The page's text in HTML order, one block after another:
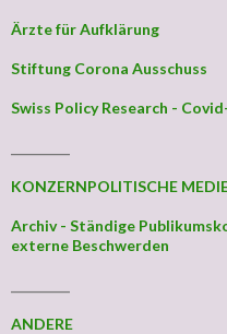
Ärzte für Aufklärung
Stiftung Corona Ausschuss
Swiss Policy Research -
KONZERNPOLITISCHE
Archiv - Ständige
externe Beschwerden
ANDERE